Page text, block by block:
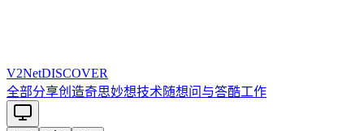
V2NetDISCOVER
全部分享创造奇思妙想技术随想问与答酷工作